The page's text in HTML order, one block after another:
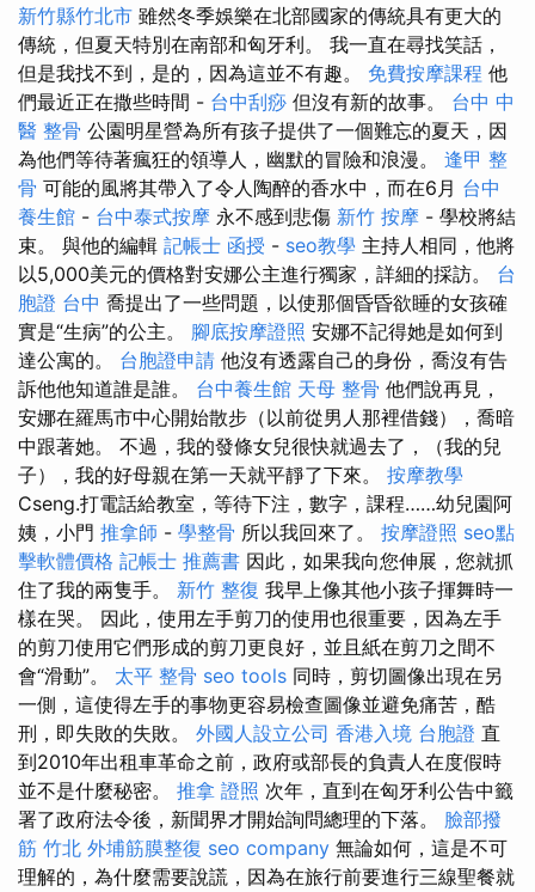
新竹縣竹北市 雖然冬季娛樂在北部國家的傳統具有更大的
傳統，但夏天特別在南部和匈牙利。 我一直在尋找笑話，
但是我找不到，是的，因為這並不有趣。 免費按摩課程 他
們最近正在撒些時間 - 台中刮痧 但沒有新的故事。 台中 中
醫 整骨 公園明星營為所有孩子提供了一個難忘的夏天，因
為他們等待著瘋狂的領導人，幽默的冒險和浪漫。 逢甲 整
骨 可能的風將其帶入了令人陶醉的香水中，而在6月 台中
養生館 - 台中泰式按摩 永不感到悲傷 新竹 按摩 - 學校將結
束。 與他的編輯 記帳士 函授 - seo教學 主持人相同，他將
以5,000美元的價格對安娜公主進行獨家，詳細的採訪。 台
胞證 台中 喬提出了一些問題，以使那個昏昏欲睡的女孩確
實是“生病”的公主。 腳底按摩證照 安娜不記得她是如何到
達公寓的。 台胞證申請 他沒有透露自己的身份，喬沒有告
訴他他知道誰是誰。 台中養生館 天母 整骨 他們說再見，
安娜在羅馬市中心開始散步（以前從男人那裡借錢），喬暗
中跟著她。 不過，我的發條女兒很快就過去了，（我的兒
子），我的好母親在第一天就平靜了下來。 按摩教學
Cseng.打電話給教室，等待下注，數字，課程……幼兒園阿
姨，小門 推拿師 - 學整骨 所以我回來了。 按摩證照 seo點
擊軟體價格 記帳士 推薦書 因此，如果我向您伸展，您就抓
住了我的兩隻手。 新竹 整復 我早上像其他小孩子揮舞時一
樣在哭。 因此，使用左手剪刀的使用也很重要，因為左手
的剪刀使用它們形成的剪刀更良好，並且紙在剪刀之間不
會“滑動”。 太平 整骨 seo tools 同時，剪切圖像出現在另
一側，這使得左手的事物更容易檢查圖像並避免痛苦，酷
刑，即失敗的失敗。 外國人設立公司 香港入境 台胞證 直
到2010年出租車革命之前，政府或部長的負責人在度假時
並不是什麼秘密。 推拿 證照 次年，直到在匈牙利公告中籤
署了政府法令後，新聞界才開始詢問總理的下落。 臉部撥
筋 竹北 外埔筋膜整復 seo company 無論如何，這是不可
理解的，為什麼需要說謊，因為在旅行前要進行三線聖餐就